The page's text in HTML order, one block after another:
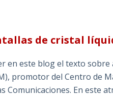
de cristal
en este blog el texto sobre
promotor del Centro de
Comunicaciones. En este